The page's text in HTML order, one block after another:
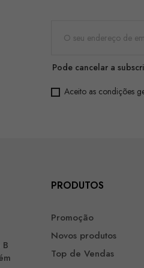
Pode cancelar a
Aceito as condições
PRODUTOS
Promoção
Novos produtos
Top de Vendas